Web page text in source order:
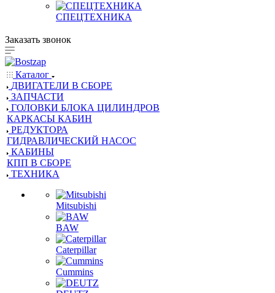
НАВЕСНОЕ ОБОРУДОВАНИЕ
Заказать звонок
Каталог
ДВИГАТЕЛИ В СБОРЕ
ЗАПЧАСТИ
ГОЛОВКИ БЛОКА ЦИЛИНДРОВ
КАРКАСЫ КАБИН
РЕДУКТОРА
ГИДРАВЛИЧЕСКИЙ НАСОС
КПП В СБОРЕ
ТЕХНИКА
Mitsubishi
BAW
Caterpillar